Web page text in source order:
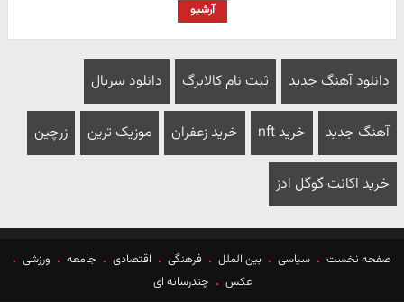
آرشیو
دانلود آهنگ جدید ثبت نام کالابرگ دانلود سریال
آهنگ جدید خرید nft خرید زعفران موزیک ترین زرچین
خرید اکانت گوگل ادز
صفحه نخست سیاسی بین الملل فرهنگی اقتصادی جامعه
ورزشی
عکس
چندرسانه ای